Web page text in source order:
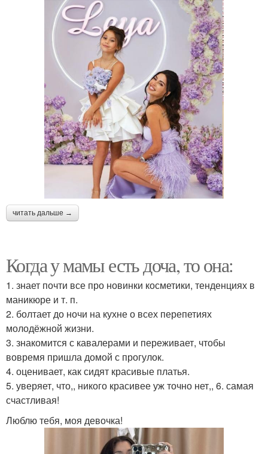
читать дальше →
Когда у мамы есть доча, то она:
1. знает почти все про новинки косметики, тенденциях в
маникюре и т. п.
2. болтает до ночи на кухне о всех перепетиях
молодёжной жизни.
3. знакомится с кавалерами и переживает, чтобы
вовремя пришла домой с прогулок.
4. оценивает, как сидят красивые платья.
5. уверяет, что,, никого красивее уж точно нет,, 6. самая
счастливая!
Люблю тебя, моя девочка!